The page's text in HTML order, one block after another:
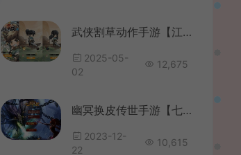
武侠割草动作手游【江湖墨迹大侠代金券内购500级版】最新整理单机一键即玩镜像端+Linux手工服务端+本地注册验证+CDK授权后台+安卓+详细搭建教程+视频教程
2025-05-
02
12,675
幽冥换皮传世手游【七杀乱世】最新整理商业WIN系服务端+安卓苹果双端+GM后台+详细搭建教程
2023-12-
22
10,615